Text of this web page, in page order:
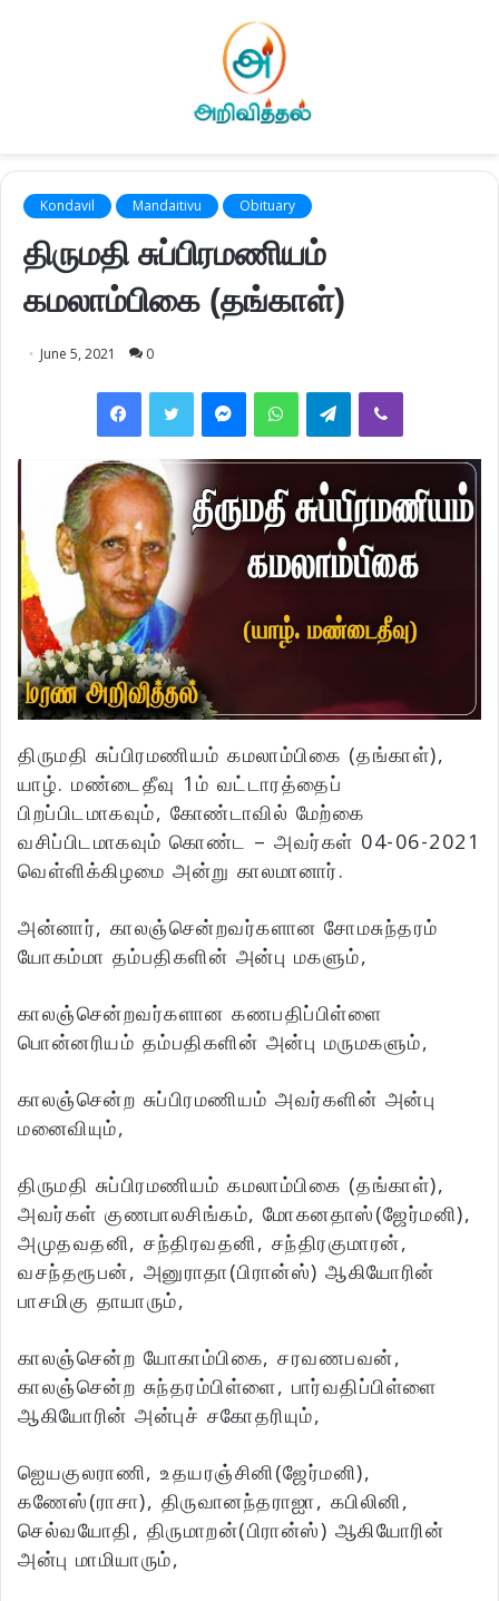
Kondavil Mandaitivu Obituary
திருமதி சுப்பிரமணியம்
கமலாம்பிகை (தங்காள்)
June 5, 2021 0
FacebookTwitter MessengerWhatsAppTelegramViber
திருமதி சுப்பிரமணியம் கமலாம்பிகை (தங்காள்),
யாழ். மண்டைதீவு 1ம் வட்டாரத்தைப்
பிறப்பிடமாகவும், கோண்டாவில் மேற்கை
வசிப்பிடமாகவும் கொண்ட – அவர்கள் 04-06-2021
வெள்ளிக்கிழமை அன்று காலமானார்.
அன்னார், காலஞ்சென்றவர்களான சோமசுந்தரம்
யோகம்மா தம்பதிகளின் அன்பு மகளும்,
காலஞ்சென்றவர்களான கணபதிப்பிள்ளை
பொன்னரியம் தம்பதிகளின் அன்பு மருமகளும்,
காலஞ்சென்ற சுப்பிரமணியம் அவர்களின் அன்பு
மனைவியும்,
திருமதி சுப்பிரமணியம் கமலாம்பிகை (தங்காள்),
அவர்கள் குணபாலசிங்கம், மோகனதாஸ்(ஜேர்மனி),
அமுதவதனி, சந்திரவதனி, சந்திரகுமாரன்,
வசந்தரூபன், அனுராதா(பிரான்ஸ்) ஆகியோரின்
பாசமிகு தாயாரும்,
காலஞ்சென்ற யோகாம்பிகை, சரவணபவன்,
காலஞ்சென்ற சுந்தரம்பிள்ளை, பார்வதிப்பிள்ளை
ஆகியோரின் அன்புச் சகோதரியும்,
ஐெயகுலராணி, உதயரஞ்சினி(ஜேர்மனி),
கணேஸ்(ராசா), திருவானந்தராஐா, கபிலினி,
செல்வயோதி, திருமாறன்(பிரான்ஸ்) ஆகியோரின்
அன்பு மாமியாரும்,